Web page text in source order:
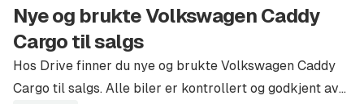
Nye og brukte Volkswagen Caddy
Cargo til salgs
Hos Drive finner du nye og brukte Volkswagen Caddy
Cargo til salgs. Alle biler er kontrollert og godkjent av